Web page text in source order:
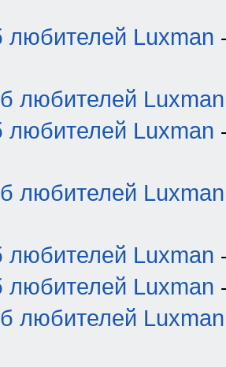
любителей Luxman
любителей Luxman
любителей Luxman
любителей Luxman
любителей Luxman
любителей Luxman
любителей Luxman